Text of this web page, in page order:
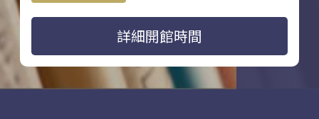
詳細開館時間